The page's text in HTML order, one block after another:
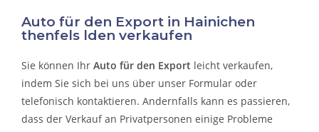
Auto für den Export in Hainichen
thenfels lden verkaufen
Sie können Ihr Auto für den Export leicht verkaufen,
indem Sie sich bei uns über unser Formular oder
telefonisch kontaktieren. Andernfalls kann es passieren,
dass der Verkauf an Privatpersonen einige Probleme